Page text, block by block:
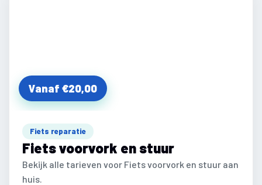
Vanaf €20,00
Fiets reparatie
Fiets voorvork en stuur
Bekijk alle tarieven voor Fiets voorvork en stuur aan
huis.